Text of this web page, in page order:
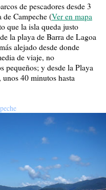
de pescadores desde 3
de Campeche (Ver en mapa
que la isla queda justo
la playa de Barra de Lagoa
alejado desde donde
de viaje, no
pequeños; y desde la Playa
unos 40 minutos hasta